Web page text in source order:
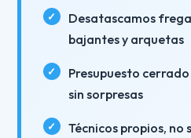
Desatascamos
bajantes y arquetas
Presupuesto
sin sorpresas
Técnicos propios,